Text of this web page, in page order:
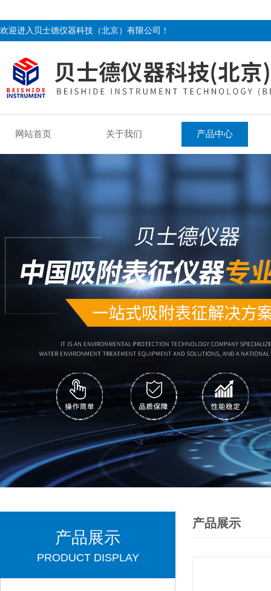
欢迎进入贝士德仪器科技（北京）有限公司！
网站首页 关于我们 产品中心
产品展示
PRODUCT DISPLAY
产品展示